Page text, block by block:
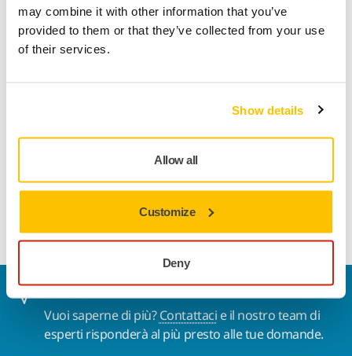
may combine it with other information that you’ve
provided to them or that they’ve collected from your use
of their services.
Show details
Allow all
Customize
Deny
mano. La flessibilità del supporto la rende ideale per
lavorare su tutte le superfici curve e la tecnologia di
cosparsione assicura ottima resistenza all'intasamento.
Vuoi saperne di più?Contattaci e il nostro team di
esperti risponderà al più presto alle tue domande.